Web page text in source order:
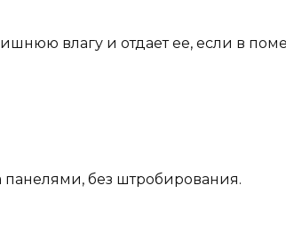
влагу и отдает ее, если в
панелями, без штробирования.